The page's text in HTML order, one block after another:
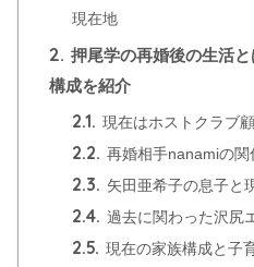
現在地
2. 押尾学の再婚後の生活
構成を紹介
2.1. 現在はホストクラブ
2.2. 再婚相手nanamiの関
2.3. 矢田亜希子の息子と
2.4. 過去に関わった沢尻
2.5. 現在の家族構成と子